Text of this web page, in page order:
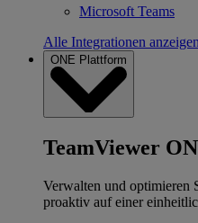
Microsoft Teams
Alle Integrationen anzeigen
ONE Plattform
TeamViewer
Verwalten und optimieren
proaktiv auf einer